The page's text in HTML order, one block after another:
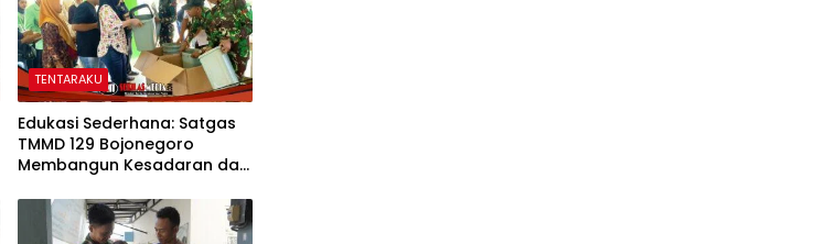
TENTARAKU
Edukasi Sederhana: Satgas
TMMD 129 Bojonegoro
Membangun Kesadaran dan
di Kesongo